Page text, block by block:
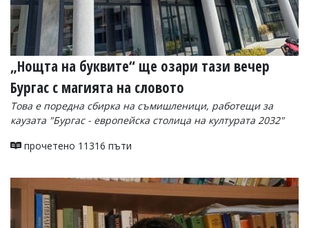
„Нощта на буквите“ ще озари тази вечер
Бургас с магията на словото
Това е поредна сбирка на съмишленици, работещи за
каузата "Бургас - европейска столица на културата 2032"
прочетено 11316 пъти